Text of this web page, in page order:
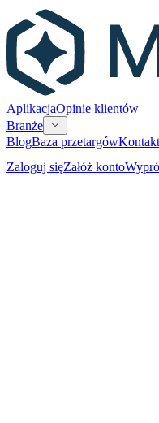
AplikacjaOpinie klientów
Branże
BlogBaza przetargówKontakt
Zaloguj sięZałóż konto